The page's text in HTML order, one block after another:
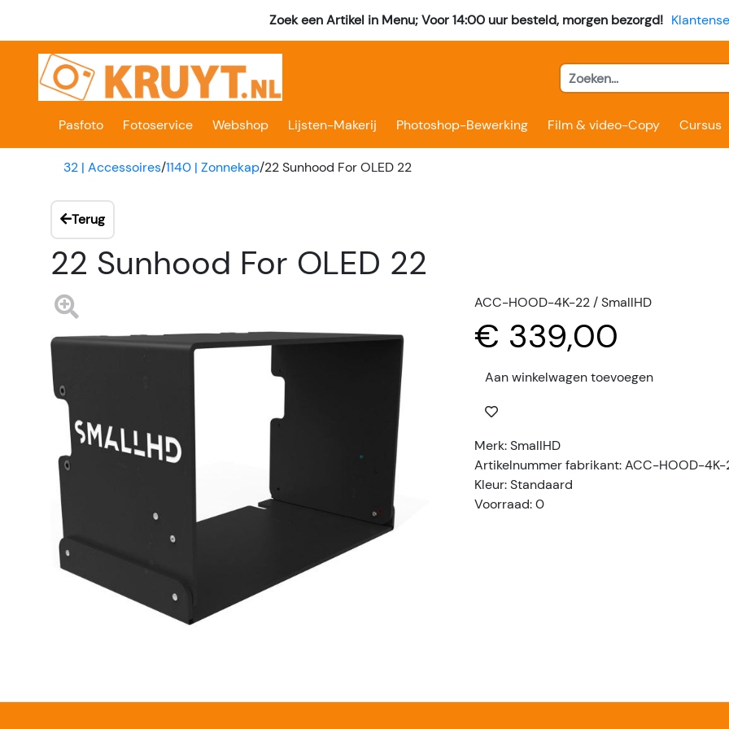
Zoek een Artikel in Menu; Voor 14:00 uur besteld, morgen bezorgd!
Pasfoto Fotoservice Webshop Lijsten-Makerij Photoshop-Bewerking Film & video-Copy Cursus
32 | Accessoires/1140 | Zonnekap/22 Sunhood For OLED 22
Terug
22 Sunhood For OLED 22
ACC-HOOD-4K-22 / SmallHD
€ 339,00
Aan winkelwagen toevoegen
Merk: SmallHD
Artikelnummer fabrikant: ACC-HOOD-4K-
Kleur: Standaard
Voorraad: 0